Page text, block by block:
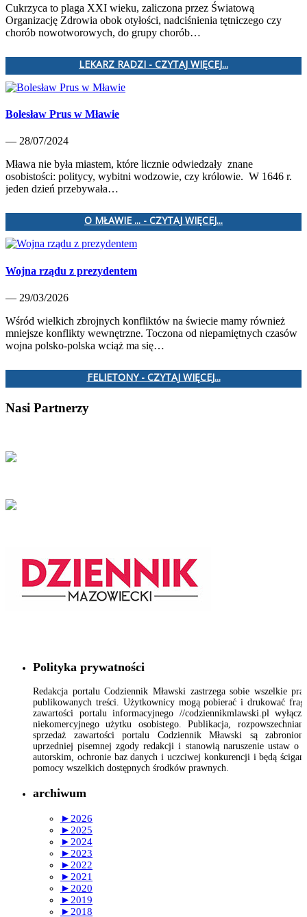
Cukrzyca to plaga XXI wieku, zaliczona przez Światową
Organizację Zdrowia obok otyłości, nadciśnienia tętniczego czy
chorób nowotworowych, do grupy chorób…
LEKARZ RADZI - CZYTAJ WIĘCEJ...
Bolesław Prus w Mławie
— 28/07/2024
Mława nie była miastem, które licznie odwiedzały znane
osobistości: politycy, wybitni wodzowie, czy królowie. W 1646 r.
jeden dzień przebywała…
O MŁAWIE ... - CZYTAJ WIĘCEJ...
Wojna rządu z prezydentem
— 29/03/2026
Wśród wielkich zbrojnych konfliktów na świecie mamy również
mniejsze konflikty wewnętrzne. Toczona od niepamiętnych czasów
wojna polsko-polska wciąż ma się…
FELIETONY - CZYTAJ WIĘCEJ...
Nasi Partnerzy
Polityka prywatności
Redakcja portalu Codziennik Mławski zastrzega sobie wszelkie
publikowanych treści. Użytkownicy mogą pobierać i drukować
zawartości portalu informacyjnego //codziennikmlawski.pl
niekomercyjnego użytku osobistego. Publikacja,
sprzedaż zawartości portalu Codziennik Mławski są
uprzedniej pisemnej zgody redakcji i stanowią naruszenie ustaw o
autorskim, ochronie baz danych i uczciwej konkurencji i będą
pomocy wszelkich dostępnych środków prawnych.
archiwum
► 2026
► 2025
► 2024
► 2023
► 2022
► 2021
► 2020
► 2019
► 2018